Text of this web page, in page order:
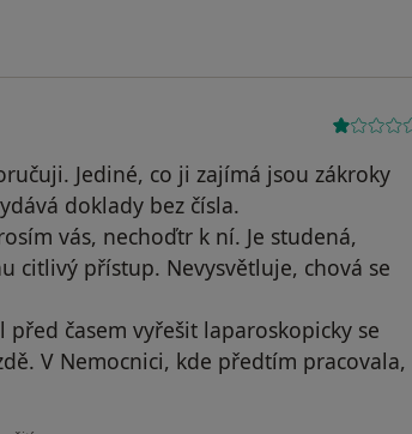
Jediné, co ji zajímá jsou zákroky
doklady bez čísla.
vás, nechoďtr k ní. Je studená,
citlivý přístup. Nevysvětluje, chová se
časem vyřešit laparoskopicky se
V Nemocnici, kde předtím pracovala,